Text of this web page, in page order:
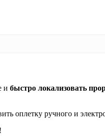
и быстро локализовать
оплетку ручного и